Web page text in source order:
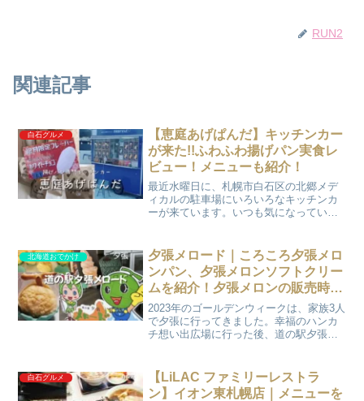
RUN2
関連記事
白石グルメ
【恵庭あげぱんだ】キッチンカー
が来た!!ふわふわ揚げパン実食レ
ビュー！メニューも紹介！
最近水曜日に、札幌市白石区の北郷メデ
ィカルの駐車場にいろいろなキッチンカ
ーが来ています。いつも気になっていま
つも売り切れになるらしいよ‼買いたい♪
という事で12月2...
北海道おでかけ
夕張メロード｜ころころ夕張メロ
ンパン、夕張メロンソフトクリー
ムを紹介！夕張メロンの販売時期
も調査！
2023年のゴールデンウィークは、家族3人
で夕張に行ってきました。幸福のハンカ
チ想い出広場に行った後、道の駅夕張メ
ころころ夕張メロンパンと「Bemie's（バ
ーニーズ）...
白石グルメ
【LiLAC ファミリーレストラ
ン】イオン東札幌店｜メニューを